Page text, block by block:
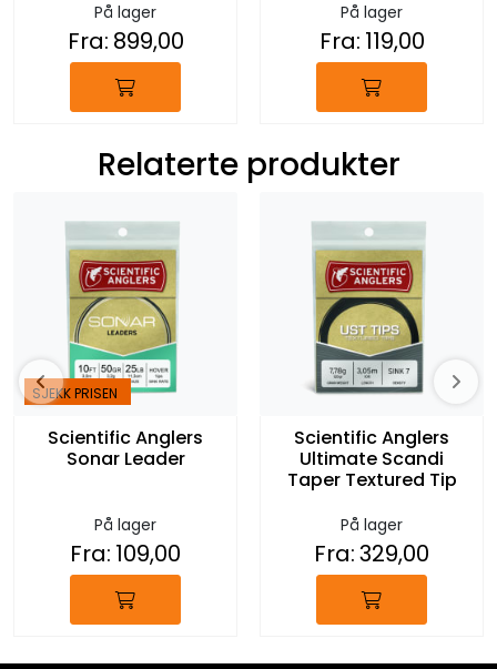
På lager
Fra: 899,00
På lager
Fra: 119,00
Relaterte produkter
SJEKK PRISEN
Scientific Anglers
Sonar Leader
På lager
Fra: 109,00
Scientific Anglers
Ultimate Scandi
Taper Textured Tip
På lager
Fra:329,00